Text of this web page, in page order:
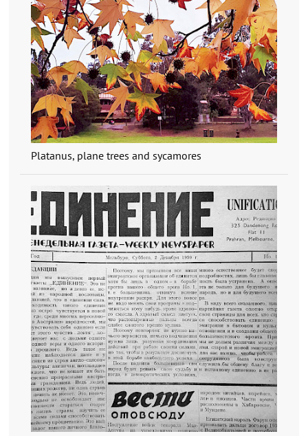
Platanus, plane trees and sycamores